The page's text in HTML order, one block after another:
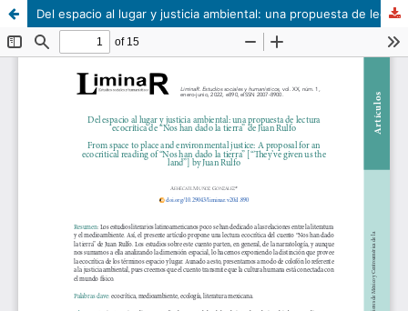
Del espacio al lugar y justicia ambiental: una propuesta de lectura ecocrítica de “Nos han dado la tierra” de Juan Rulfo